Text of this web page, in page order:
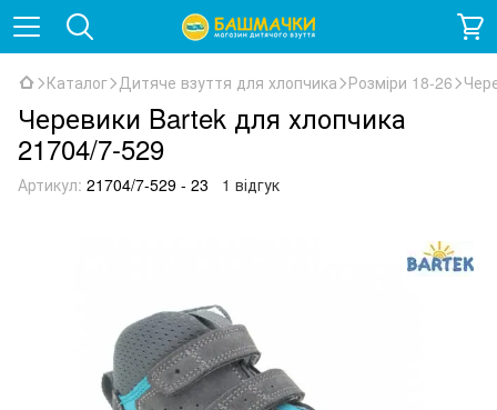
Каталог Дитяче взуття для хлопчика Розміри 18-26
Черевики Bartek для хлопчика
21704/7-529
Артикул: 21704/7-529 - 23 1 відгук